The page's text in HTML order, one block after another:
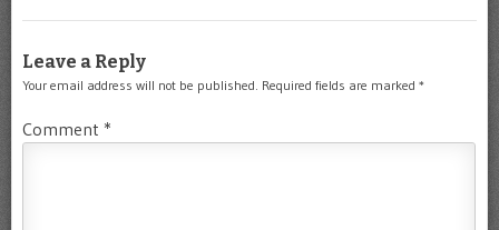
Leave a Reply
Your email address will not be published. Required fields are marked *
Comment *